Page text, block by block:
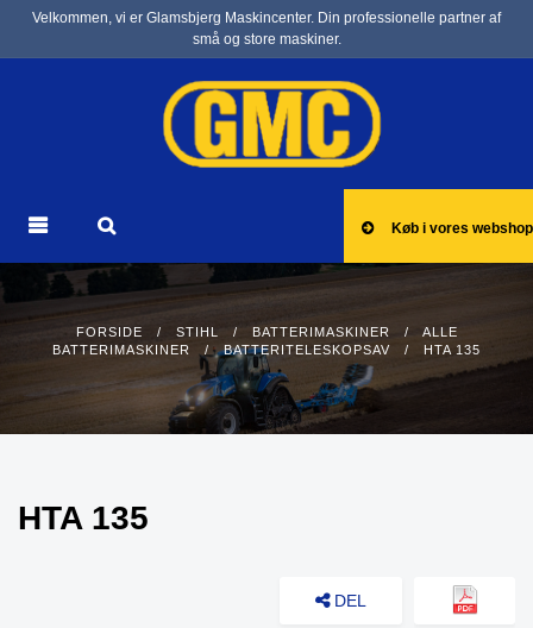
Velkommen, vi er Glamsbjerg Maskincenter. Din professionelle partner af
små og store maskiner.
Køb i vores webshop
FORSIDE / STIHL / BATTERIMASKINER / ALLE
BATTERIMASKINER
/BATTERITELESKOPSAV / HTA 135
HTA 135
DEL